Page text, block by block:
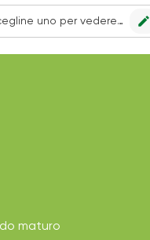
Nessun punto vendita impostato, scegline uno per vedere le offerte. edit
maturo